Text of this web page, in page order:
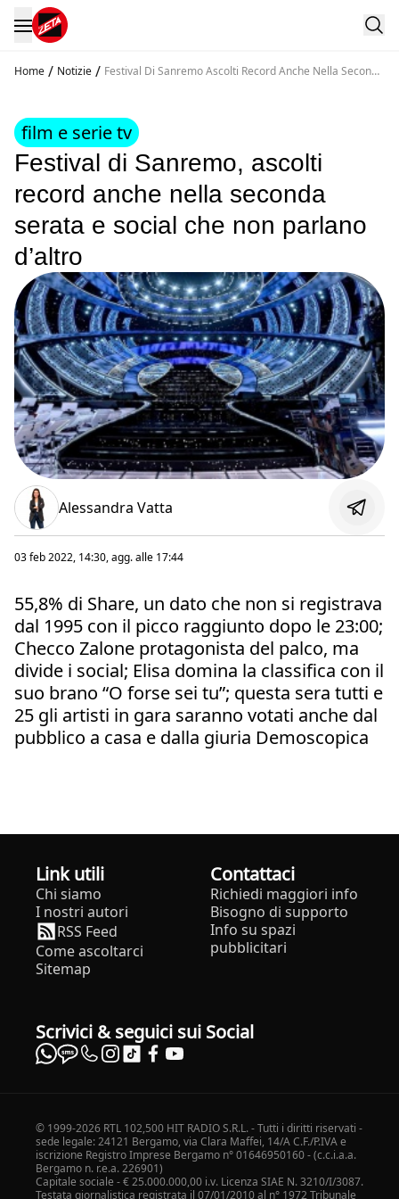
Home / Notizie / Festival Di Sanremo Ascolti Record Anche Nella Seconda
film e serie tv
Festival di Sanremo, ascolti
record anche nella seconda
serata e social che non parlano
d’altro
Alessandra Vatta
03 feb 2022, 14:30, agg. alle 17:44
55,8% di Share, un dato che non si registrava
dal 1995 con il picco raggiunto dopo le 23:00;
Checco Zalone protagonista del palco, ma
divide i social; Elisa domina la classifica con il
suo brano “O forse sei tu”; questa sera tutti e
25 gli artisti in gara saranno votati anche dal
pubblico a casa e dalla giuria Demoscopica
Link utili
Chi siamo
I nostri autori
RSS Feed
Come ascoltarci
Sitemap
Contattaci
Richiedi maggiori info
Bisogno di supporto
Info su spazi
pubblicitari
Scrivici & seguici sui Social
© 1999-2026 RTL 102,500 HIT RADIO S.R.L. - Tutti i diritti riservati -
sede legale: 24121 Bergamo, via Clara Maffei, 14/A C.F./P.IVA e
iscrizione Registro Imprese Bergamo n° 01646950160 - (c.c.i.a.a.
Bergamo n. r.e.a. 226901)
Capitale sociale - € 25.000.000,00 i.v. Licenza SIAE N. 3210/I/3087.
Testata giornalistica registrata il 07/01/2010 al n° 1972 Tribunale